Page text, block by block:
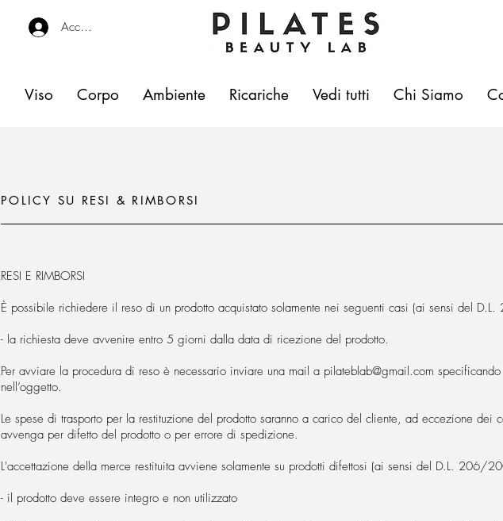
Accedi
Viso Corpo Ambiente Ricariche Vedi tutti Chi Siamo
POLICY SU RESI & RIMBORSI
RESI E RIMBORSI
È possibile richiedere il reso di un prodotto acquistato solamente nei seguenti casi (ai sensi del
- la richiesta deve avvenire entro 5 giorni dalla data di ricezione del prodotto.
Per avviare la procedura di reso è necessario inviare una mail a pilateblab@gmail.com
nell’oggetto.
Le spese di trasporto per la restituzione del prodotto saranno a carico del cliente, ad eccezione dei
avvenga per difetto del prodotto o per errore di spedizione.
L'accettazione della merce restituita avviene solamente su prodotti difettosi (ai sensi del D.L. 206/
- il prodotto deve essere integro e non utilizzato